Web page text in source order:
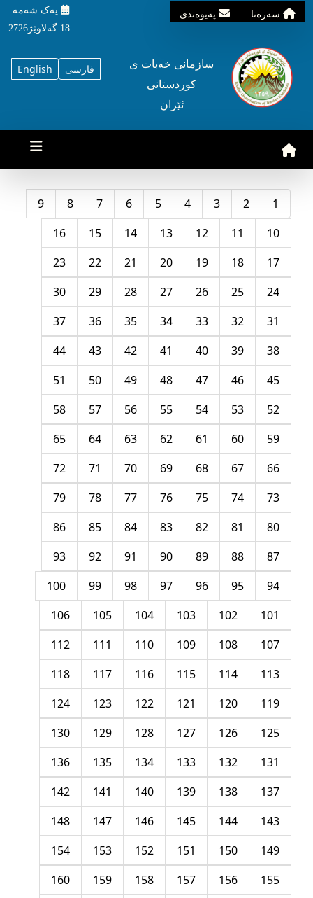
سه‌ره‌تا په‌یوه‌ندی
یه‌ک شه‌مه‌
18 گه‌لاوێژ2726
English فارسی
سازمانی خه‌بات ی
کوردستانی
ئێران
1
2
3
4
5
6
7
8
9
10
11
12
13
14
15
16
17
18
19
20
21
22
23
24
25
26
27
28
29
30
31
32
33
34
35
36
37
38
39
40
41
42
43
44
45
46
47
48
49
50
51
52
53
54
55
56
57
58
59
60
61
62
63
64
65
66
67
68
69
70
71
72
73
74
75
76
77
78
79
80
81
82
83
84
85
86
87
88
89
90
91
92
93
94
95
96
97
98
99
100
101
102
103
104
105
106
107
108
109
110
111
112
113
114
115
116
117
118
119
120
121
122
123
124
125
126
127
128
129
130
131
132
133
134
135
136
137
138
139
140
141
142
143
144
145
146
147
148
149
150
151
152
153
154
155
156
157
158
159
160